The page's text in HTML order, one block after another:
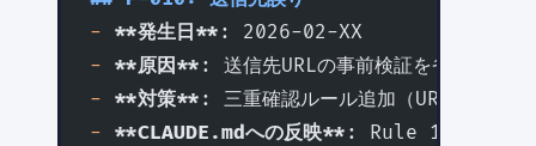
- **発生日** : 2026-02-XX
- **原因** : 送信先URLの事前検証を省略
- **対策** : 三重確認ルール追加（URL・宛名・
- **CLAUDE.mdへの反映** : Rule 14に追加済